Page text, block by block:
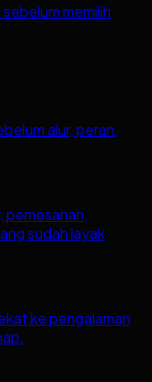
memilih
alur, peran,
pemesanan,
sudah layak
ke pengalaman